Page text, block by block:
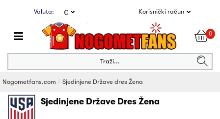
Valuta: € Korisnički račun
0
Traži...
Nogometfans.com Sjedinjene Države dres Žena
Sjedinjene Države Dres Žena